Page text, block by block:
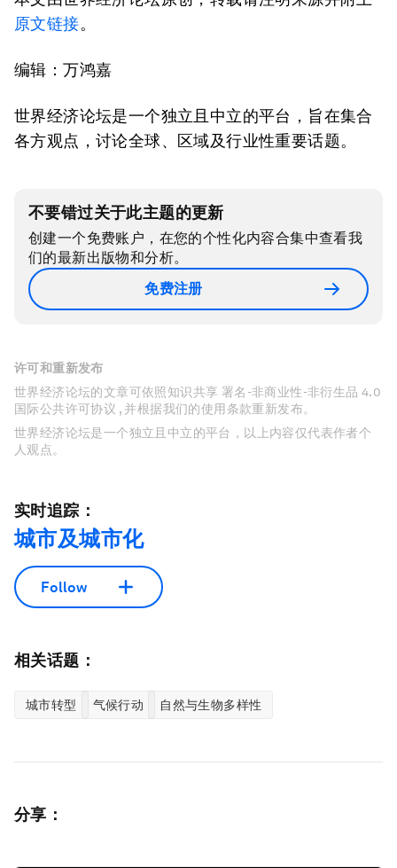
原文链接。
编辑：万鸿嘉
世界经济论坛是一个独立且中立的平台，旨在集合
各方观点，讨论全球、区域及行业性重要话题。
不要错过关于此主题的更新
创建一个免费账户，在您的个性化内容合集中查看我
们的最新出版物和分析。
免费注册
许可和重新发布
世界经济论坛的文章可依照知识共享 署名-非商业性-非衍生品 4.0
国际公共许可协议 , 并根据我们的使用条款重新发布。
世界经济论坛是一个独立且中立的平台，以上内容仅代表作者个
人观点。
实时追踪：
城市及城市化
Follow
相关话题：
城市转型 气候行动 自然与生物多样性
分享：